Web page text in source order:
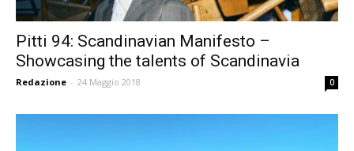
Pitti 94: Scandinavian Manifesto –
Showcasing the talents of Scandinavia
Redazione - 24 Maggio 2018 0